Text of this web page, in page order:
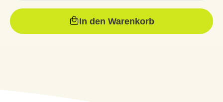
In den Warenkorb